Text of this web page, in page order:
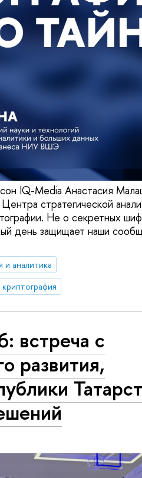
IQ-Media Анастасия
стратегической
Не о секретных
день защищает наши
и аналитика
криптография
встреча с
развития,